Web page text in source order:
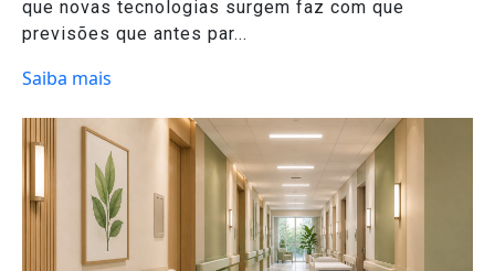
que novas tecnologias surgem faz com que
previsões que antes par...
Saiba mais